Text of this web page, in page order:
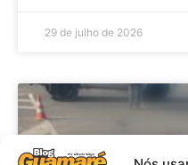
29 de julho de 2026